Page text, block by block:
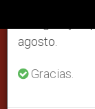
La
Vaticano y
agosto.
Gracias.